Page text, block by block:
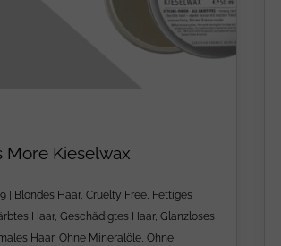
More Kieselwax
Blondes Haar, Cruelty Free, Fettiges
Haar, Geschädigtes Haar, Glanzloses
Haar, Ohne Mineralöle, Ohne